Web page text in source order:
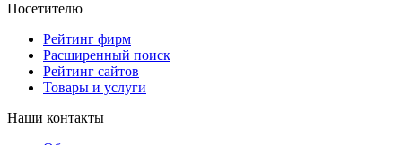
Посетителю
Рейтинг фирм
Расширенный поиск
Рейтинг сайтов
Товары и услуги
Наши контакты